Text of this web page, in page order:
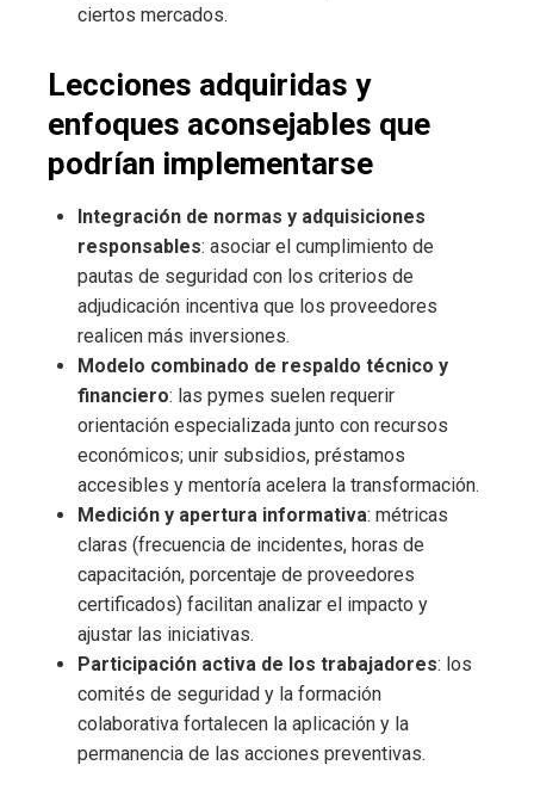
ciertos mercados.
Lecciones adquiridas y
enfoques aconsejables que
podrían implementarse
Integración de normas y adquisiciones
responsables: asociar el cumplimiento de
pautas de seguridad con los criterios de
adjudicación incentiva que los proveedores
realicen más inversiones.
Modelo combinado de respaldo técnico y
financiero: las pymes suelen requerir
orientación especializada junto con recursos
económicos; unir subsidios, préstamos
accesibles y mentoría acelera la transformación.
Medición y apertura informativa: métricas
claras (frecuencia de incidentes, horas de
capacitación, porcentaje de proveedores
certificados) facilitan analizar el impacto y
ajustar las iniciativas.
Participación activa de los trabajadores: los
comités de seguridad y la formación
colaborativa fortalecen la aplicación y la
permanencia de las acciones preventivas.